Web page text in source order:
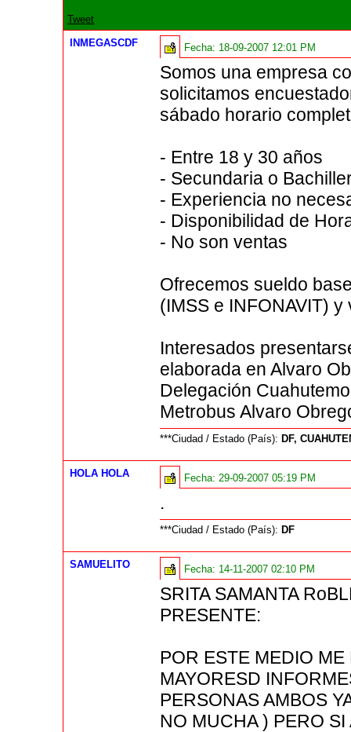
Tweet
INMEGASCDF
Fecha: 18-09-2007 12:01 PM
Somos una empresa
solicitamos
sábado horario
- Entre 18 y 30 años
- Secundaria o
- Experiencia no
- Disponibilidad de
- No son ventas
Ofrecemos sueldo
(IMSS e INFONAVIT)
Interesados
elaborada en Alvaro
Delegación
Metrobus Alvaro
***Ciudad / Estado (País): DF,
HOLA HOLA Fecha:29-09-2007 05:19 PM
.
***Ciudad / Estado (País): DF
SAMUELITO Fecha: 14-11-2007 02:10 PM
SRITA SAMANTA
PRESENTE:
POR ESTE MEDIO
MAYORESD
PERSONAS AMBOS
NO MUCHA ) PERO